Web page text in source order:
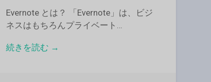
Evernote とは？ 「Evernote」は、ビジ
ネスはもちろんプライベート…
続きを読む →